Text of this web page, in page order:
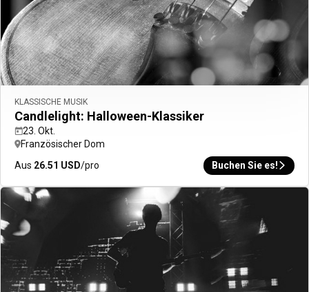
Programm entdecken
Vorteile und Statuslevel
Punkte sammeln und einlösen
ALL Accor+ Abonnements
ALL Accor+ Voyager
15 % Rabatt das ganze Jahr
über auf Ihre Aufenthalte
in über 30 Marken.
Jetzt Anmelden
KLASSISCHE MUSIK
Candlelight: Halloween-Klassiker
23. Okt.
Französischer Dom
Aus 26.51 USD/pro Buchen Sie es!